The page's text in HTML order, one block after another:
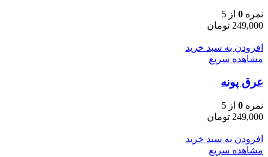
نمره 0 از 5
249,000 تومان
افزودن به سبد خرید
مشاهده سریع
عرق پونه
نمره 0 از 5
249,000 تومان
افزودن به سبد خرید
مشاهده سریع